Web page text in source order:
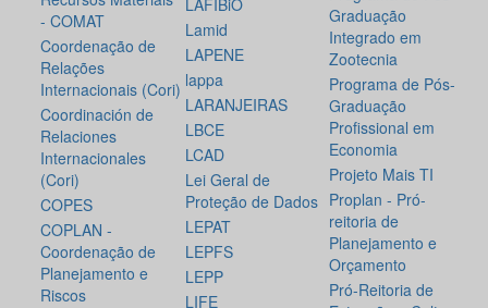
- COMAT
Coordenação de
Relações
Internacionais (Cori)
Coordinación de
Relaciones
Internacionales
(Cori)
COPES
COPLAN -
Coordenação de
Planejamento e
Riscos
LAFIBiO
Lamid
LAPENE
lappa
LARANJEIRAS
LBCE
LCAD
Lei Geral de
Proteção de Dados
LEPAT
LEPFS
LEPP
LIFE
Graduação
Integrado em
Zootecnia
Programa de Pós-
Graduação
Profissional em
Economia
Projeto Mais TI
Proplan - Pró-
reitoria de
Planejamento e
Orçamento
Pró-Reitoria de